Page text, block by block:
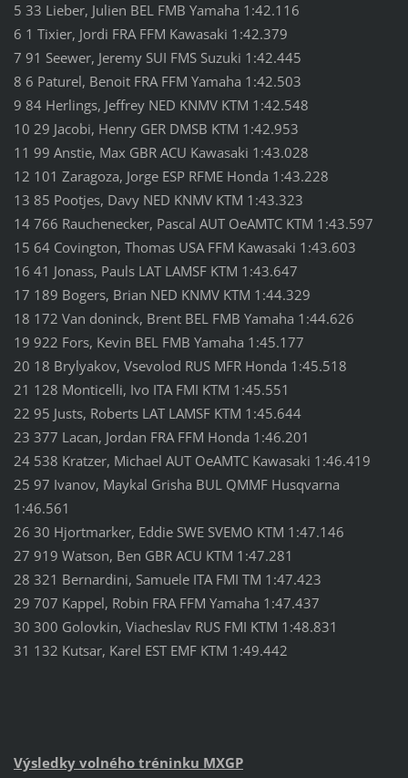
5 33 Lieber, Julien BEL FMB Yamaha 1:42.116
6 1 Tixier, Jordi FRA FFM Kawasaki 1:42.379
7 91 Seewer, Jeremy SUI FMS Suzuki 1:42.445
8 6 Paturel, Benoit FRA FFM Yamaha 1:42.503
9 84 Herlings, Jeffrey NED KNMV KTM 1:42.548
10 29 Jacobi, Henry GER DMSB KTM 1:42.953
11 99 Anstie, Max GBR ACU Kawasaki 1:43.028
12 101 Zaragoza, Jorge ESP RFME Honda 1:43.228
13 85 Pootjes, Davy NED KNMV KTM 1:43.323
14 766 Rauchenecker, Pascal AUT OeAMTC KTM 1:43.597
15 64 Covington, Thomas USA FFM Kawasaki 1:43.603
16 41 Jonass, Pauls LAT LAMSF KTM 1:43.647
17 189 Bogers, Brian NED KNMV KTM 1:44.329
18 172 Van doninck, Brent BEL FMB Yamaha 1:44.626
19 922 Fors, Kevin BEL FMB Yamaha 1:45.177
20 18 Brylyakov, Vsevolod RUS MFR Honda 1:45.518
21 128 Monticelli, Ivo ITA FMI KTM 1:45.551
22 95 Justs, Roberts LAT LAMSF KTM 1:45.644
23 377 Lacan, Jordan FRA FFM Honda 1:46.201
24 538 Kratzer, Michael AUT OeAMTC Kawasaki 1:46.419
25 97 Ivanov, Maykal Grisha BUL QMMF Husqvarna
1:46.561
26 30 Hjortmarker, Eddie SWE SVEMO KTM 1:47.146
27 919 Watson, Ben GBR ACU KTM 1:47.281
28 321 Bernardini, Samuele ITA FMI TM 1:47.423
29 707 Kappel, Robin FRA FFM Yamaha 1:47.437
30 300 Golovkin, Viacheslav RUS FMI KTM 1:48.831
31 132 Kutsar, Karel EST EMF KTM 1:49.442
Výsledky volného tréninku MXGP